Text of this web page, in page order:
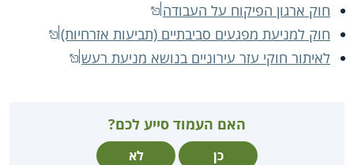
חוק ארגון הפיקוח על העבודה
חוק למניעת מפגעים סביבתיים (תביעות אזרחיות)
לאיתור חוקי עזר עירוניים בנושא מניעת רעש
האם העמוד סייע לכם?
כן לא